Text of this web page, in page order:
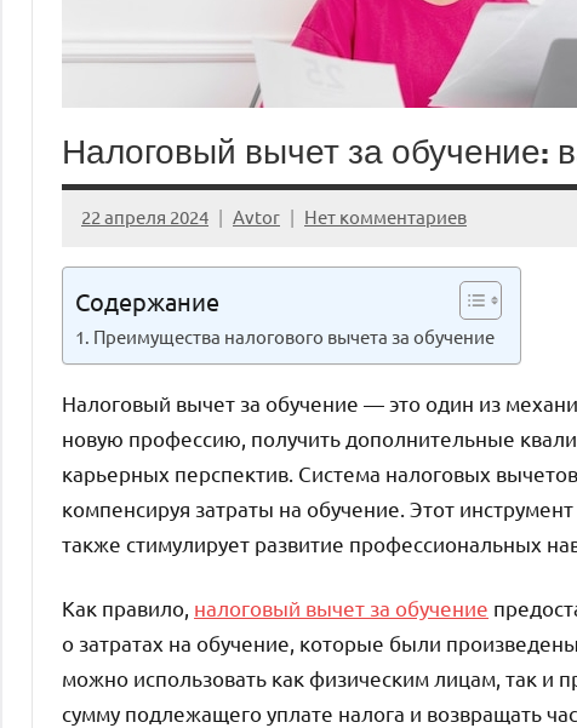
Налоговый вычет за обучение:
22 апреля 2024 Avtor Нет комментариев
Содержание
Преимущества налогового вычета за обучение
Налоговый вычет за обучение — это один из
новую профессию, получить дополнительные
карьерных перспектив. Система налоговых
компенсируя затраты на обучение. Этот
также стимулирует развитие профессиональных
Как правило, налоговый вычет за обучение
о затратах на обучение, которые были
можно использовать как физическим лицам, так и
сумму подлежащего уплате налога и возвращать